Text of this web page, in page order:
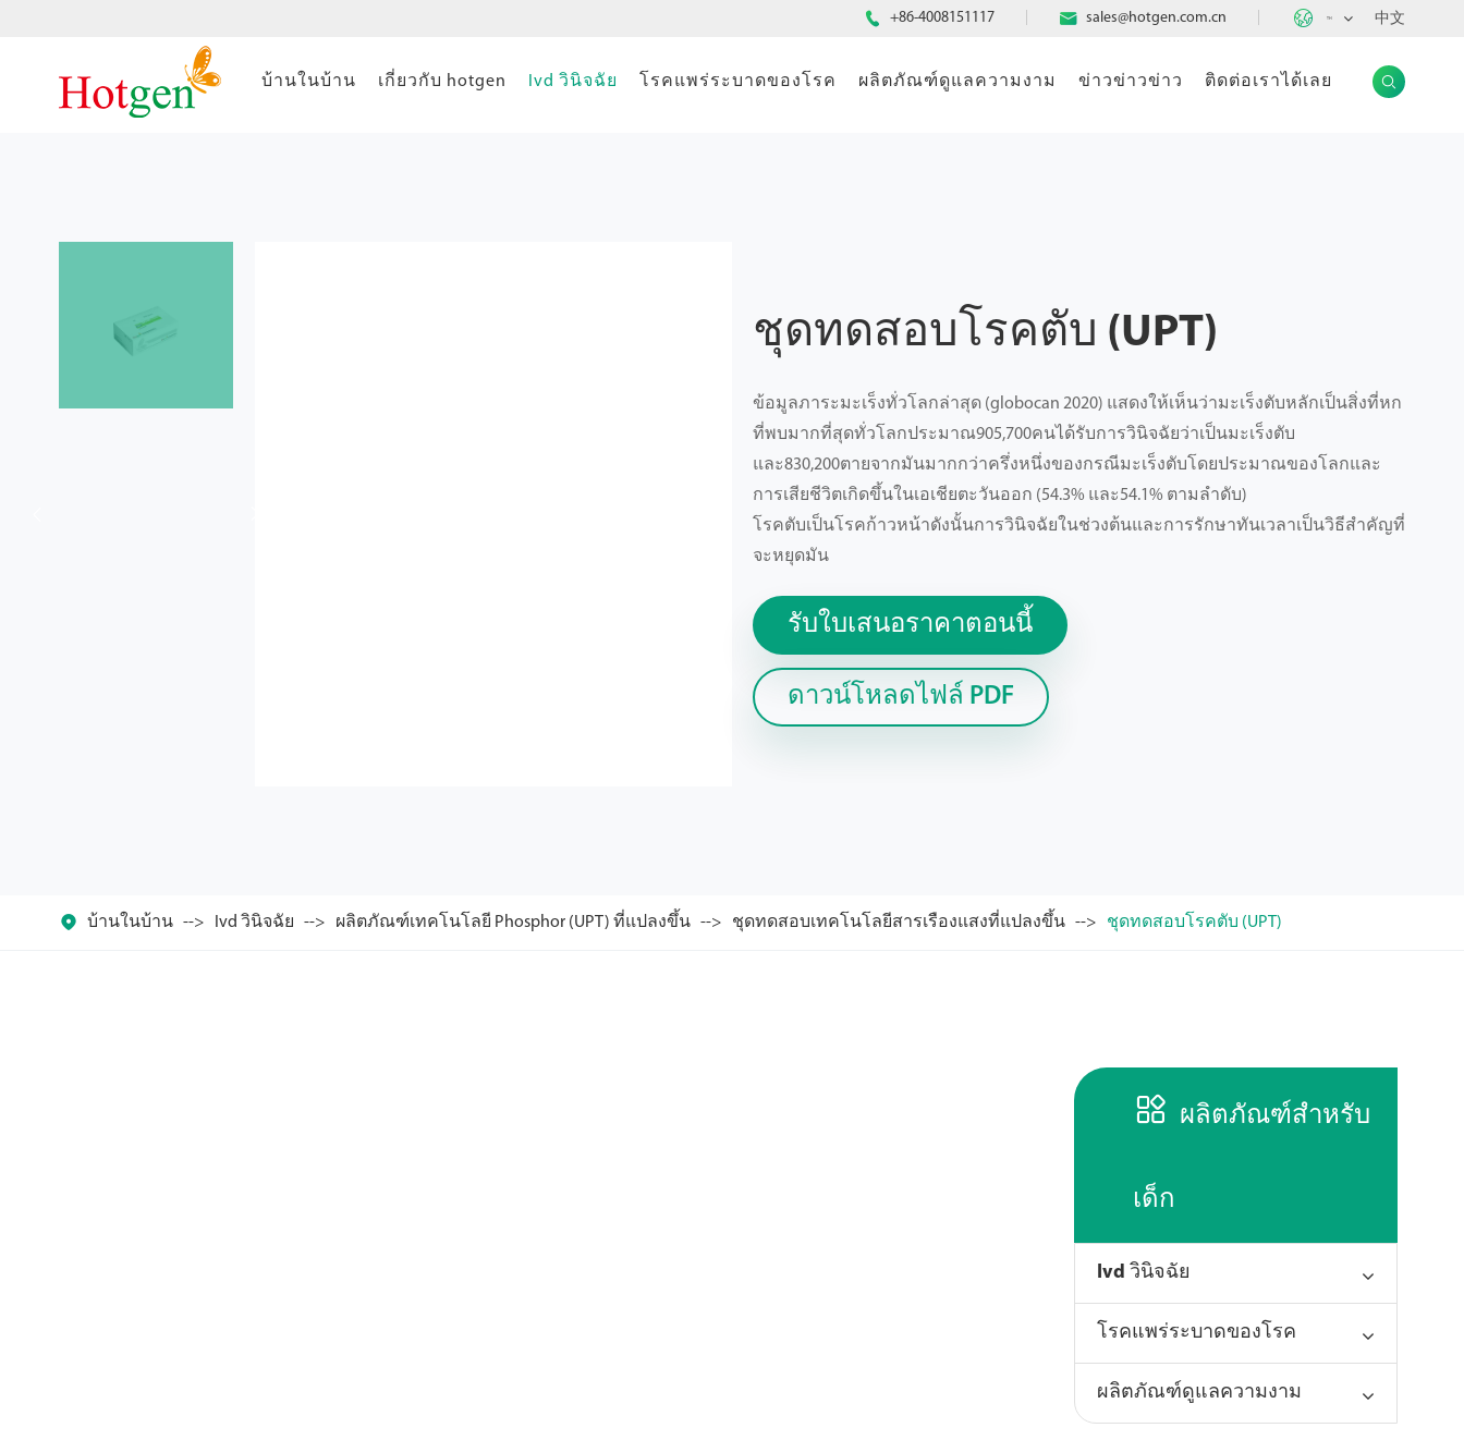
 +86-4008151117  sales@hotgen.com.cn  TH 中文
บ้านในบ้าน เกี่ยวกับ hotgen Ivd วินิจฉัย โรคแพร่ระบาดของโรค ผลิตภัณฑ์ดูแลความงาม ข่าวข่าวข่าว ติดต่อเราได้เลย 
ชุดทดสอบโรคตับ (UPT)
ข้อมูลภาระมะเร็งทั่วโลกล่าสุด (globocan 2020) แสดงให้เห็นว่ามะเร็งตับหลักเป็นสิ่งที่หก
ที่พบมากที่สุดทั่วโลกประมาณ905,700คนได้รับการวินิจฉัยว่าเป็นมะเร็งตับ
และ830,200ตายจากมันมากกว่าครึ่งหนึ่งของกรณีมะเร็งตับโดยประมาณของโลกและ
การเสียชีวิตเกิดขึ้นในเอเชียตะวันออก (54.3% และ54.1% ตามลำดับ)
โรคตับเป็นโรคก้าวหน้าดังนั้นการวินิจฉัยในช่วงต้นและการรักษาทันเวลาเป็นวิธีสำคัญที่
จะหยุดมัน
รับใบเสนอราคาตอนนี้
ดาวน์โหลดไฟล์ PDF
 บ้านในบ้าน Ivd วินิจฉัย ผลิตภัณฑ์เทคโนโลยี Phosphor (UPT) ที่แปลงขึ้น ชุดทดสอบเทคโนโลยีสารเรืองแสงที่แปลงขึ้น ชุดทดสอบโรคตับ (UPT)
 ผลิตภัณฑ์สำหรับ
เด็ก
Ivd วินิจฉัย
โรคแพร่ระบาดของโรค
ผลิตภัณฑ์ดูแลความงาม